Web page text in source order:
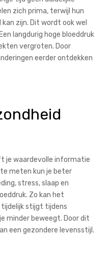
zich prima, terwijl hun
zijn. Dit wordt ook wel
langdurig hoge bloeddruk
vergroten. Door
eerder ontdekken
je waardevolle informatie
meten kun je beter
stress, slaap en
Zo kan het
tijdelijk stijgt tijdens
minder beweegt. Door dit
een gezondere levensstijl.